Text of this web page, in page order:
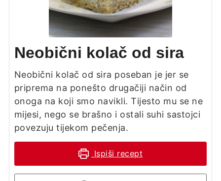
Neobični kolač od sira
Neobični kolač od sira poseban je jer se
priprema na ponešto drugačiji način od
onoga na koji smo navikli. Tijesto mu se ne
mijesi, nego se brašno i ostali suhi sastojci
povezuju tijekom pečenja.
Ispiši recept